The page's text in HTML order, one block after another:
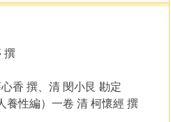
撰
香 撰、清 閔小艮 勘定
養性編）一卷 清 柯懷經 撰